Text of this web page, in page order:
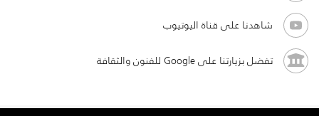
شاهدنا على قناة اليوتيوب
تفضل بزيارتنا على Google للفنون والثقافة